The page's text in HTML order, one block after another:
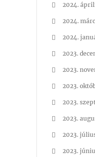
2024.
2024.
2024.
2023.
2023.
2023.
2023.
2023.
2023.
2023.